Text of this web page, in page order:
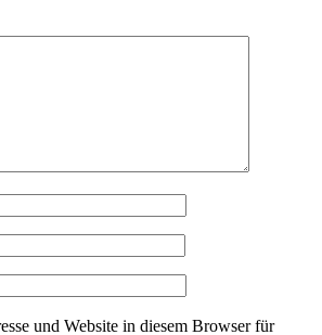
und Website in diesem Browser für